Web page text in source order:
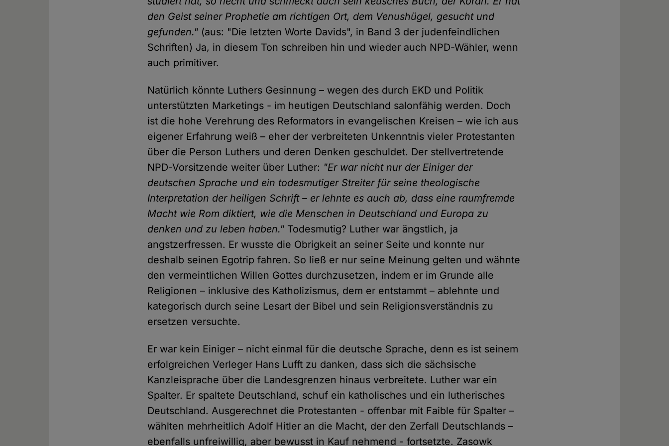
den Geist seiner Prophetie am richtigen Ort, dem Venushügel, gesucht und
gefunden." (aus: "Die letzten Worte Davids", in Band 3 der judenfeindlichen
Schriften) Ja, in diesem Ton schreiben hin und wieder auch NPD-Wähler, wenn
auch primitiver.
Natürlich könnte Luthers Gesinnung – wegen des durch EKD und Politik
unterstützten Marketings - im heutigen Deutschland salonfähig werden. Doch
ist die hohe Verehrung des Reformators in evangelischen Kreisen – wie ich aus
eigener Erfahrung weiß – eher der verbreiteten Unkenntnis vieler Protestanten
über die Person Luthers und deren Denken geschuldet. Der stellvertretende
NPD-Vorsitzende weiter über Luther: "Er war nicht nur der Einiger der
deutschen Sprache und ein todesmutiger Streiter für seine theologische
Interpretation der heiligen Schrift – er lehnte es auch ab, dass eine raumfremde
Macht wie Rom diktiert, wie die Menschen in Deutschland und Europa zu
denken und zu leben haben." Todesmutig? Luther war ängstlich, ja
angstzerfressen. Er wusste die Obrigkeit an seiner Seite und konnte nur
deshalb seinen Egotrip fahren. So ließ er nur seine Meinung gelten und wähnte
den vermeintlichen Willen Gottes durchzusetzen, indem er im Grunde alle
Religionen – inklusive des Katholizismus, dem er entstammt – ablehnte und
kategorisch durch seine Lesart der Bibel und sein Religionsverständnis zu
ersetzen versuchte.
Er war kein Einiger – nicht einmal für die deutsche Sprache, denn es ist seinem
erfolgreichen Verleger Hans Lufft zu danken, dass sich die sächsische
Kanzleisprache über die Landesgrenzen hinaus verbreitete. Luther war ein
Spalter. Er spaltete Deutschland, schuf ein katholisches und ein lutherisches
Deutschland. Ausgerechnet die Protestanten - offenbar mit Faible für Spalter –
wählten mehrheitlich Adolf Hitler an die Macht, der den Zerfall Deutschlands –
ebenfalls unfreiwillig, aber bewusst in Kauf nehmend - fortsetzte. Zasowk